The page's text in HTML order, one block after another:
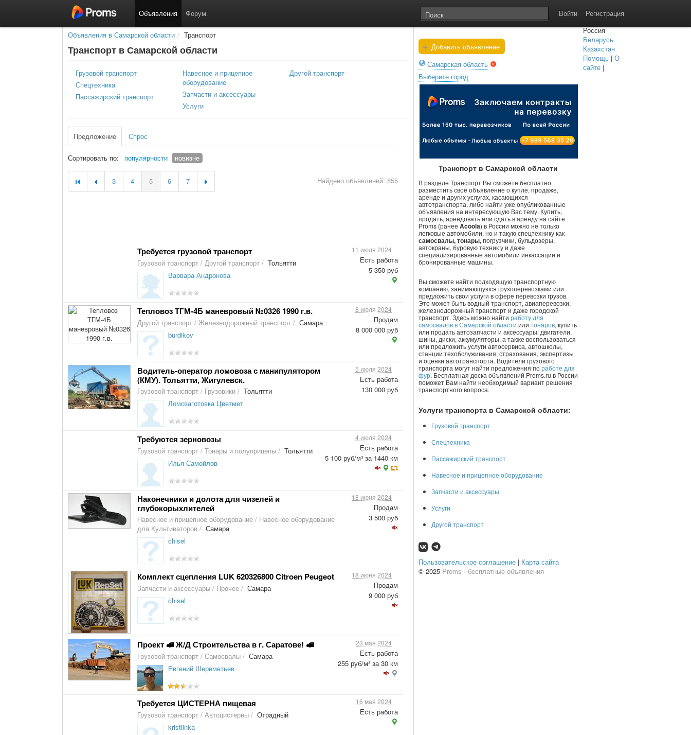
Объявления Форум Войти Регистрация
Объявления в Самарской области / Транспорт
Транспорт в Самарской области
Грузовой транспорт
Спецтехника
Пассажирский транспорт
Навесное и прицепное
оборудование
Запчасти и аксессуары
Услуги
Другой транспорт
Предложение Спрос
Сортировать по: популярности новизне
3 4 5 6 7 Найдено объявлений: 855
Требуется грузовой транспорт 11 июля 2024
Грузовой транспорт / Другой транспорт / Тольятти
Есть работа
5 350 руб
Варвара Андронова
Тепловоз ТГМ-4Б маневровый №0326 1990 г.в. 8 июля 2024
Другой транспорт / Железнодорожный транспорт / Самара
Продам
8 000 000 руб
burdikov
Водитель-оператор ломовоза с манипулятором
(КМУ). Тольятти, Жигулевск.
5 июля 2024
Грузовой транспорт / Грузовики / Тольятти
Есть работа
130 000 руб
Ломозаготовка Цветмет
Требуются зерновозы 4 июля 2024
Грузовой транспорт / Тонары и полуприцепы / Тольятти
Есть работа
5 100 руб/м³ за 1440 км
Илья Самойлов
Наконечники и долота для чизелей и
глубокорыхлителей
18 июня 2024
Навесное и прицепное оборудование / Навесное оборудование
для Культиваторов / Самара
Продам
3 500 руб
chisel
Комплект сцепления LUK 620326800 Citroen Peugeot 18 июня 2024
Запчасти и аксессуары / Прочее / Самара
Продам
9 000 руб
chisel
Проект 🚅 Ж/Д Строительства в г. Саратове! 🚅 23 мая 2024
Грузовой транспорт / Самосвалы / Самара
Есть работа
255 руб/м³ за 30 км
Евгений Шереметьев
Требуется ЦИСТЕРНА пищевая 16 мая 2024
Грузовой транспорт / Автоцистерны / Отрадный
Есть работа
kristiinka
+ Добавить объявление
Самарская область
Выберите город
Транспорт в Самарской области
В разделе Транспорт Вы сможете бесплатно
разместить своё объявление о купле, продаже,
аренде и других услугах, касающихся
автотранспорта, либо найти уже опубликованные
объявления на интересующую Вас тему. Купить,
продать, арендовать или сдать в аренду на сайте
Proms (ранее Acoola) в России можно не только
легковые автомобили, но и такую спецтехнику как
самосвалы, тонары,погрузчики, бульдозеры,
автокраны, буровую техник у и даже
специализированные автомобили инкассации и
бронированные машины.
Вы сможете найти подходящую транспортную
компанию, занимающуюся грузоперевозками или
предложить свои услуги в сфере перевозки грузов.
Это может быть водный транспорт, авиаперевозки,
железнодорожный транспорт и даже городской
транспорт. Здесь можно найти работу для
самосвалов в Самарской области или тонаров, купить
или продать автозапчасти и аксессуары: двигатели,
шины, диски, аккумуляторы, а также воспользоваться
или предложить услуги автосервиса, автошколы,
станции техобслуживания, страхования, экспертизы
и оценки автотранспорта. Водители грузового
транспорта могут найти предложения поработе для
фур. Бесплатная доска объявлений Proms.ru в России
поможет Вам найти необходимый вариант решения
транспортного вопроса.
Услуги транспорта в Самарской области:
Грузовой транспорт
Спецтехника
Пассажирский транспорт
Навесное и прицепное оборудование
Запчасти и аксессуары
Услуги
Другой транспорт
Россия
Беларусь
Казахстан
Помощь | О
сайте |
Пользовательское соглашение | Карта сайта
© 2025 Proms - бесплатные объявления